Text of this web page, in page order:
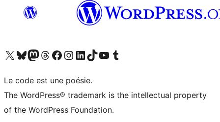
Visitez notre compte X (précédemment Twitter)
Visiter notre compte Bluesky
Visiter notre compte Mastodon
Visiter notre compte Threads
Consulter notre compte Facebook
Consulter notre compte Instagram
Consulter notre compte LinkedIn
Visiter notre compte TokTok
Visiter notre chaîne YouTube
Visiter notre compte Tumblr
Le code est une poésie.
The WordPress® trademark is the intellectual property
of the WordPress Foundation.